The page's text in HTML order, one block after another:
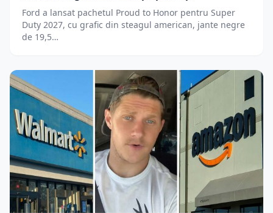
Ford a lansat pachetul Proud to Honor pentru Super
Duty 2027, cu grafic din steagul american, jante negre
de 19,5…